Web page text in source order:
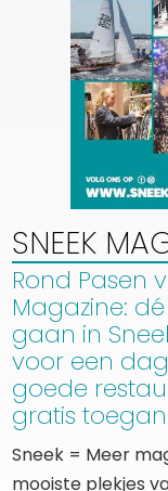
SNEEK
Rond Pasen
Magazine:
gaan in
voor een
goede
gratis
Sneek = Meer
mooiste plekjes